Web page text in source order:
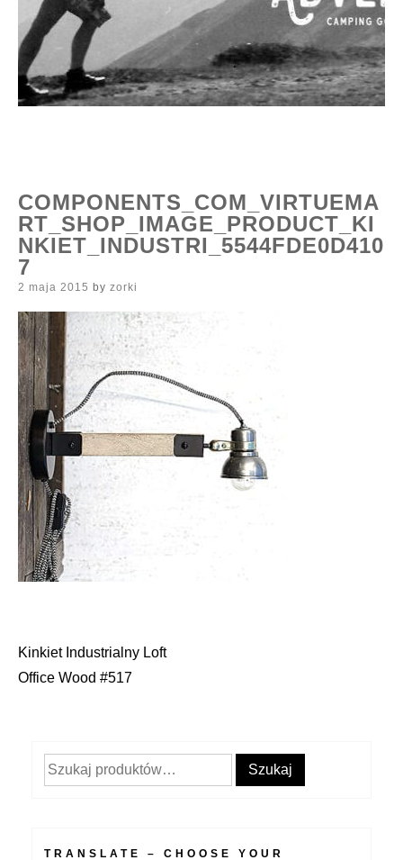
COMPONENTS_COM_VIRTUEMA
RT_SHOP_IMAGE_PRODUCT_KI
NKIET_INDUSTRI_5544FDE0D410
7
Posted
2 maja 2015 by zorki
Nawigacja
Kinkiet Industrialny Loft
Office Wood #517
Szukaj: Szukaj
TRANSLATE – CHOOSE YOUR